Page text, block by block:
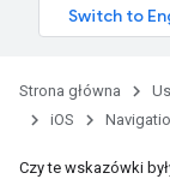
Strona główna
iOS
Czy te wskazówki